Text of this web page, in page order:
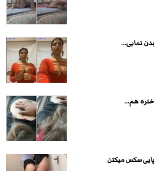
نمایی...
هم...
سکس میکنن